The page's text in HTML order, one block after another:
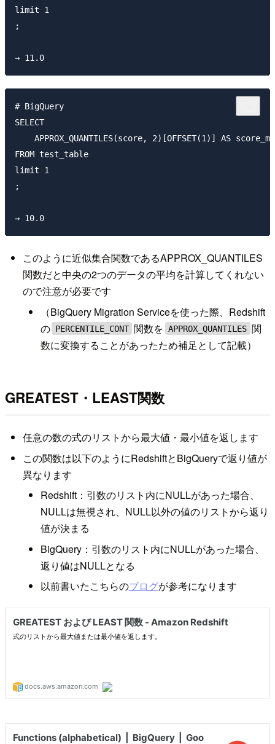
limit 1
;
# BigQuery
SELECT
APPROX_QUANTILES(score, 2)[OFFSET(1)] AS
FROM test_table
limit 1
;
このように近似集合関数であるAPPROX_QUANTILES
関数だと中央の2つのデータの平均を計算してくれない
ので注意が必要です
（BigQuery Migration Serviceを使った際、Redshift
の PERCENTILE_CONT 関数を APPROX_QUANTILES 関
数に変換することがあったため補足として記載）
GREATEST・LEAST関数
任意の数の式のリストから最大値・最小値を返します
この関数は以下のようにRedshiftとBigQueryで返り値が
異なります
Redshift：引数のリスト内にNULLがあった場合、
NULLは無視され、NULL以外の値のリストから返り
値が決まる
BigQuery：引数のリスト内にNULLがあった場合、
返り値はNULLとなる
以前書いたこちらのブログが参考になります